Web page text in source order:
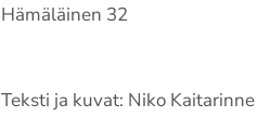
Hämäläinen 32
Teksti ja kuvat: Niko Kaitarinne